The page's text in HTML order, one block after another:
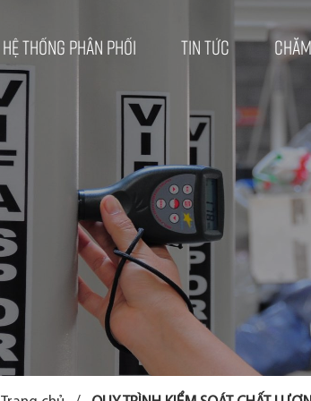
Hệ thống phân phối Tin tức